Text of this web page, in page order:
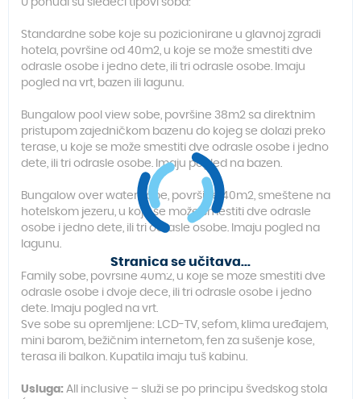
U ponudi su sledeći tipovi soba:
Standardne sobe koje su pozicionirane u glavnoj zgradi
hotela, površine od 40m2, u koje se može smestiti dve
odrasle osobe i jedno dete, ili tri odrasle osobe. Imaju
pogled na vrt, bazen ili lagunu.
Bungalow pool view sobe, površine 38m2 sa direktnim
pristupom zajedničkom bazenu do kojeg se dolazi preko
terase, u koje se može smestiti dve odrasle osobe i jedno
dete, ili tri odrasle osobe. Imaju pogled na bazen.
Bungalow over water sobe, površine 40m2, smeštene na
hotelskom jezeru, u koje se može smestiti dve odrasle
osobe i jedno dete, ili tri odrasle osobe. Imaju pogled na
lagunu.
Family sobe, površine 40m2, u koje se može smestiti dve
odrasle osobe i dvoje dece, ili tri odrasle osobe i jedno
dete. Imaju pogled na vrt.
Sve sobe su opremljene: LCD-TV, sefom, klima uređajem,
mini barom, bežičnim internetom, fen za sušenje kose,
terasa ili balkon. Kupatila imaju tuš kabinu.
Usluga: All inclusive – služi se po principu švedskog stola
Stranica se učitava...